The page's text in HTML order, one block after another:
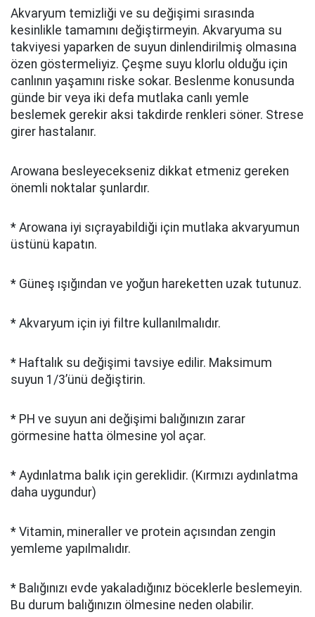
Akvaryum temizliği ve su değişimi sırasında
kesinlikle tamamını değiştirmeyin. Akvaryuma su
takviyesi yaparken de suyun dinlendirilmiş olmasına
özen göstermeliyiz. Çeşme suyu klorlu olduğu için
canlının yaşamını riske sokar. Beslenme konusunda
günde bir veya iki defa mutlaka canlı yemle
beslemek gerekir aksi takdirde renkleri söner. Strese
girer hastalanır.
Arowana besleyecekseniz dikkat etmeniz gereken
önemli noktalar şunlardır.
* Arowana iyi sıçrayabildiği için mutlaka akvaryumun
üstünü kapatın.
* Güneş ışığından ve yoğun hareketten uzak tutunuz.
* Akvaryum için iyi filtre kullanılmalıdır.
* Haftalık su değişimi tavsiye edilir. Maksimum
suyun 1/3’ünü değiştirin.
* PH ve suyun ani değişimi balığınızın zarar
görmesine hatta ölmesine yol açar.
* Aydınlatma balık için gereklidir. (Kırmızı aydınlatma
daha uygundur)
* Vitamin, mineraller ve protein açısından zengin
yemleme yapılmalıdır.
* Balığınızı evde yakaladığınız böceklerle beslemeyin.
Bu durum balığınızın ölmesine neden olabilir.